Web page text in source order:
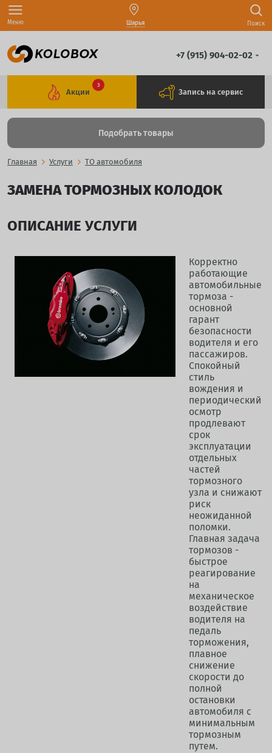
Меню Шарья Поиск
+7 (915) 904-02-02
Акции
3
Запись на сервис
Подобрать товары
Главная Услуги ТО автомобиля
ЗАМЕНА ТОРМОЗНЫХ КОЛОДОК
ОПИСАНИЕ УСЛУГИ
Корректно
работающие
автомобильные
тормоза -
основной
гарант
безопасности
водителя и его
пассажиров.
Спокойный
стиль
вождения и
периодический
осмотр
продлевают
срок
эксплуатации
отдельных
частей
тормозного
узла и снижают
риск
неожиданной
поломки.
Главная задача
тормозов -
быстрое
реагирование
на
механическое
воздействие
водителя на
педаль
торможения,
плавное
снижение
скорости до
полной
остановки
автомобиля с
минимальным
тормозным
путем.